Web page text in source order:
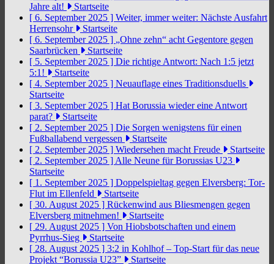
Jahre alt!
Startseite
[ 6. September 2025 ] Weiter, immer weiter: Nächste Ausfahrt
Herrensohr
Startseite
[ 6. September 2025 ] „Ohne zehn“ acht Gegentore gegen
Saarbrücken
Startseite
[ 5. September 2025 ] Die richtige Antwort: Nach 1:5 jetzt
5:1!
Startseite
[ 4. September 2025 ] Neuauflage eines Traditionsduells
Startseite
[ 3. September 2025 ] Hat Borussia wieder eine Antwort
parat?
Startseite
[ 2. September 2025 ] Die Sorgen wenigstens für einen
Fußballabend vergessen
Startseite
[ 2. September 2025 ] Wiedersehen macht Freude
Startseite
[ 2. September 2025 ] Alle Neune für Borussias U23
Startseite
[ 1. September 2025 ] Doppelspieltag gegen Elversberg: Tor-
Flut im Ellenfeld
Startseite
[ 30. August 2025 ] Rückenwind aus Bliesmengen gegen
Elversberg mitnehmen!
Startseite
[ 29. August 2025 ] Von Hiobsbotschaften und einem
Pyrrhus-Sieg
Startseite
[ 28. August 2025 ] 3:2 in Kohlhof – Top-Start für das neue
Projekt “Borussia U23”
Startseite